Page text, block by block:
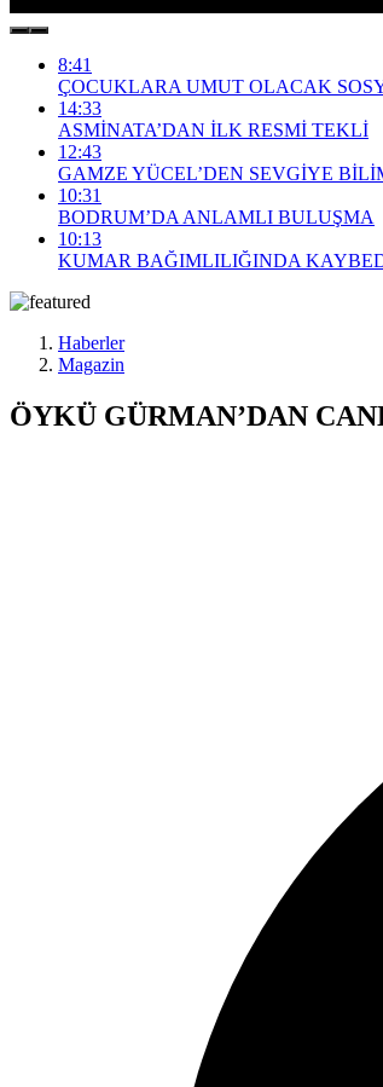
8:41
ÇOCUKLARA UMUT OLACAK
14:33
ASMİNATA’DAN İLK RESMİ TEKLİ
12:43
GAMZE YÜCEL’DEN SEVGİYE
10:31
BODRUM’DA ANLAMLI BULUŞMA
10:13
KUMAR BAĞIMLILIĞINDA
Haberler
Magazin
ÖYKÜ GÜRMAN’DAN